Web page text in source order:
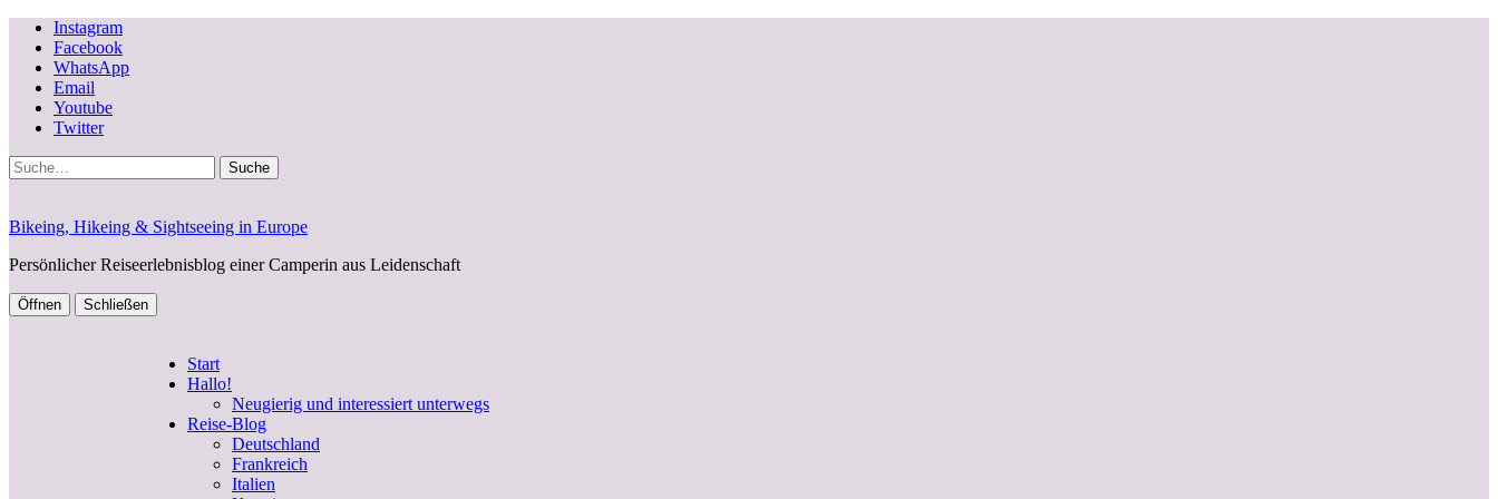
Instagram
Facebook
WhatsApp
Email
Youtube
Twitter
Suche
Bikeing, Hikeing & Sightseeing in Europe
Persönlicher Reiseerlebnisblog einer Camperin aus Leidenschaft
Öffnen Schließen
Start
Hallo!
Neugierig und interessiert unterwegs
Reise-Blog
Deutschland
Frankreich
Italien